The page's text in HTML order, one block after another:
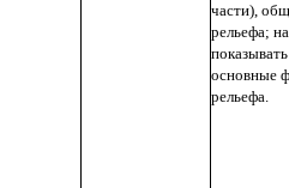
части),
рельефа;
показывать
основные
рельефа.